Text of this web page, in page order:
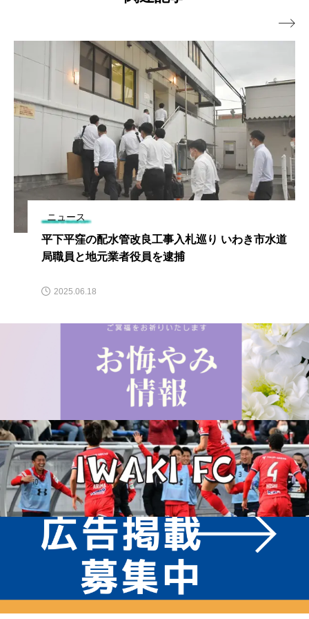
ニュース
平下平窪の配水管改良工事入札巡り いわき市水道
局職員と地元業者役員を逮捕
2025.06.18
